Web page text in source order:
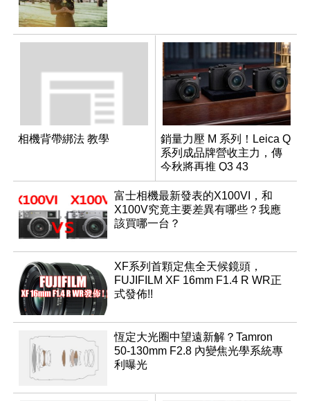
相機背帶綁法 教學
銷量力壓 M 系列！Leica Q
系列成品牌營收主力，傳
今秋將再推 Q3 43
Monochrom
富士相機最新發表的X100VI，和
X100V究竟主要差異有哪些？我應
該買哪一台？
XF系列首顆定焦全天候鏡頭，
FUJIFILM XF 16mm F1.4 R WR正
式發佈!!
恆定大光圈中望遠新解？Tamron
50-130mm F2.8 內變焦光學系統專
利曝光